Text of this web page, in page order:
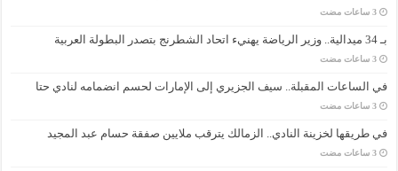
‏3 ساعات مضت
بـ 34 ميدالية.. وزير الرياضة يهنيء اتحاد الشطرنج بتصدر البطولة العربية
‏3 ساعات مضت
في الساعات المقبلة.. سيف الجزيري إلى الإمارات لحسم انضمامه لنادي حتا
‏3 ساعات مضت
في طريقها لخزينة النادي.. الزمالك يترقب ملايين صفقة حسام عبد المجيد
‏3 ساعات مضت